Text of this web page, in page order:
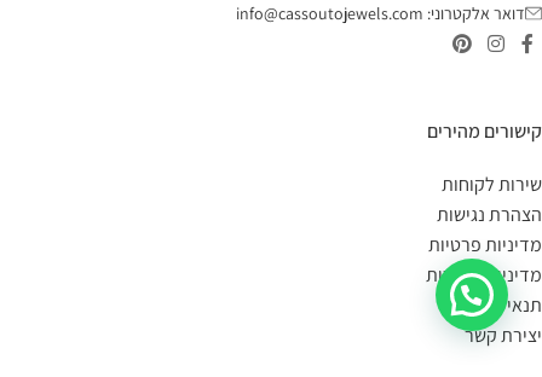
דואר אלקטרוני: info@cassoutojewels.com
קישורים מהירים
שירות לקוחות
הצהרת נגישות
מדיניות פרטיות
מדיניות החזרות
תנאי שימוש
יצירת קשר